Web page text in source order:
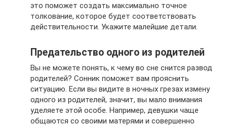
это поможет создать максимально точное
толкование, которое будет соответствовать
действительности. Укажите малейшие детали.
Предательство одного из родителей
Вы не можете понять, к чему во сне снится развод
родителей? Сонник поможет вам прояснить
ситуацию. Если вы видите в ночных грезах измену
одного из родителей, значит, вы мало внимания
уделяете этой особе. Например, девушки чаще
общаются со своими матерями и совершенно